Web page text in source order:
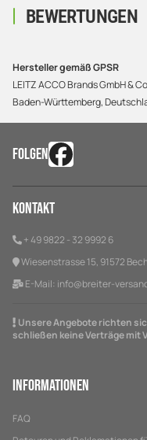
BEWERTUNGEN
Hersteller gemäß GPSR
LEITZ ACCO Brands GmbH &
Baden-Württemberg,
FOLGEN
Kontakt
+ 49 9822 - 32 9992 6
Wiesenstrasse 15, 91572
E-Mail: info@breiter-
Unsere Angebote richten
schließen keine Verträge mit
Informationen
FAQ